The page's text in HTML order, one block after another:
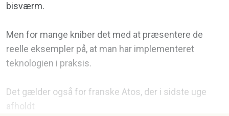
bisværm.
Men for mange kniber det med at præsentere de
reelle eksempler på, at man har implementeret
teknologien i praksis.
Det gælder også for franske Atos, der i sidste uge
afholdt